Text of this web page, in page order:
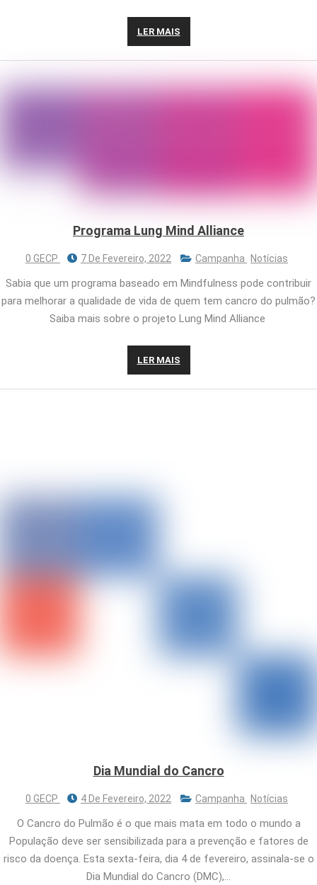
LER MAIS
Programa Lung Mind Alliance
0 GECP 7 De Fevereiro, 2022 Campanha Notícias
Sabia que um programa baseado em Mindfulness pode contribuir
para melhorar a qualidade de vida de quem tem cancro do pulmão?
Saiba mais sobre o projeto Lung Mind Alliance
LER MAIS
Dia Mundial do Cancro
0 GECP 4 De Fevereiro, 2022 Campanha Notícias
O Cancro do Pulmão é o que mais mata em todo o mundo a
População deve ser sensibilizada para a prevenção e fatores de
risco da doença. Esta sexta-feira, dia 4 de fevereiro, assinala-se o
Dia Mundial do Cancro (DMC),…